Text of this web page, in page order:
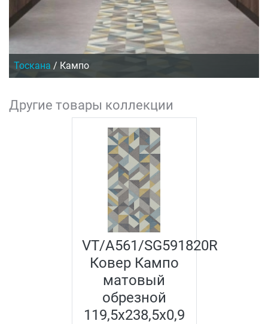
Тоскана / Кампо
Другие товары коллекции
VT/A561/SG591820R
Ковер Кампо
матовый
обрезной
119,5х238,5х0,9